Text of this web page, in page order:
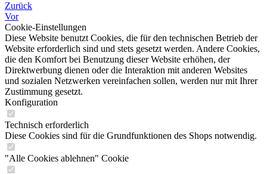
Zurück
Vor
Cookie-Einstellungen
Diese Website benutzt Cookies, die für den technischen Betrieb der
Website erforderlich sind und stets gesetzt werden. Andere Cookies,
die den Komfort bei Benutzung dieser Website erhöhen, der
Direktwerbung dienen oder die Interaktion mit anderen Websites
und sozialen Netzwerken vereinfachen sollen, werden nur mit Ihrer
Zustimmung gesetzt.
Konfiguration
Technisch erforderlich
Diese Cookies sind für die Grundfunktionen des Shops notwendig.
"Alle Cookies ablehnen" Cookie